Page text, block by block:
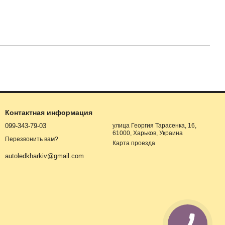
Контактная информация
099-343-79-03
Перезвонить вам?
autoledkharkiv@gmail.com
улица Георгия Тарасенка, 16,
61000, Харьков, Украина
Карта проезда